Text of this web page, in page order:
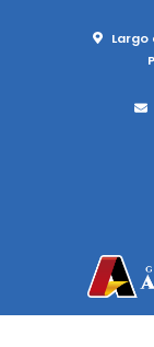
Largo